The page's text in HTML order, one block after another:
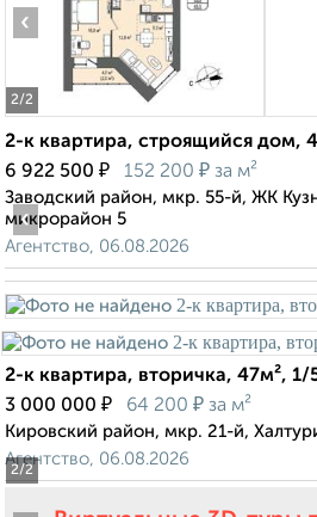
2/2
‹
2-к квартира, строящийся дом,
6 922 500 ₽ 152 200 ₽ за м²
Заводский район, мкр. 55-й, ЖК
микрорайон 5
Агентство, 06.08.2026
2/2
‹
2-к квартира, вторичка, 47м², 1/
3 000 000 ₽ 64 200 ₽ за м²
Кировский район, мкр. 21-й,
Агентство, 06.08.2026